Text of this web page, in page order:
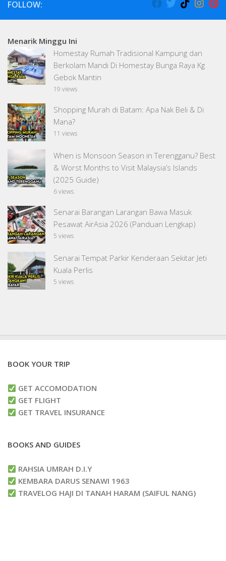
FOLLOW:
Menarik Minggu Ini
Homestay Rumah Tradisional Kampung dan
Berkolam Mandi Di Homestay Bunga Raya Kg
Gebok Mantin
19 views
Shopping Murah di Batam: Apa Nak Beli & Di
Mana?
11 views
When is Monsoon Season in Terengganu? Best
& Worst Months to Visit Malaysia’s Islands
(2025 Guide)
6 views
Senarai Barangan Larangan Bawa Masuk
Pesawat AirAsia 2026 (Panduan Lengkap)
5 views
Senarai Tempat Parkir Kenderaan Sekitar Jeti
Kuala Perlis
5 views
BOOK YOUR TRIP
GET ACCOMODATION
GET FLIGHT
GET TRAVEL INSURANCE
BOOKS AND GUIDES
RAHSIA UMRAH D.I.Y
KEMBARA DARUS SENAWI 1963
TRAVELOG HAJI DI TANAH HARAM (SAIFUL NANG)